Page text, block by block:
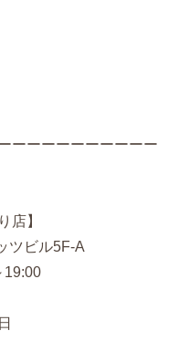
ーーーーーーーーーー
店】
ツビル5F-A
19:00